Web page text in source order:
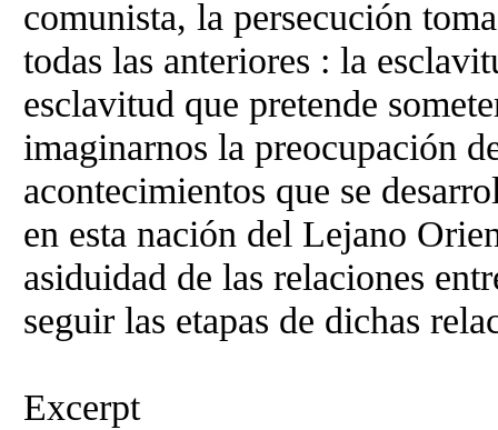
comunista, la persecución
todas las anteriores : la
esclavitud que pretende
imaginarnos la preocupación
acontecimientos que se
en esta nación del Lejano
asiduidad de las relaciones
seguir las etapas de dichas
Excerpt